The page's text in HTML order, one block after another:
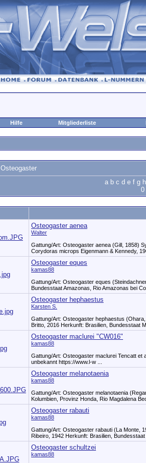
Hilfe Mitgliederliste
Osteogaster
a b c d e f g h
0
Osteogaster aenea
Walter
Gattung/Art: Osteogaster aenea (Gill, 1858)
Corydoras microps Eigenmann & Kennedy,
Osteogaster eques
kamas88
Gattung/Art: Osteogaster eques
Bundesstaat Amazonas, Rio Amazonas bei
Osteogaster hephaestus
Karsten S.
Gattung/Art: Osteogaster hephaestus
Britto, 2016 Herkunft: Brasilien, Bundesstaat
Osteogaster maclurei "CW016"
kamas88
Gattung/Art: Osteogaster maclurei Tencatt
unbekannt https:­/­/www­.l-w ...
Osteogaster melanotaenia
kamas88
Gattung/Art: Osteogaster melanotaenia
Kolumbien, Provinz Honda, Rio Magdalena
Osteogaster rabauti
kamas88
Gattung/Art: Osteogaster rabauti (La Monte,
Ribeiro, 1942 Herkunft: Brasilien, Bundesstaat
Osteogaster schultzei
kamas88